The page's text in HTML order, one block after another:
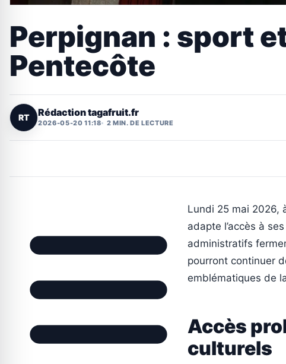
Perpignan : sport
Pentecôte
RT Rédaction tagafruit.fr
2026-05-20 11:18 2 MIN. DE LECTURE
Lundi 25 mai 2026,
adapte l’accès à
administratifs
pourront continuer
emblématiques de
Accès
culturels